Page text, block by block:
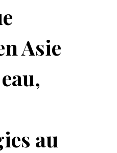
Asie
au